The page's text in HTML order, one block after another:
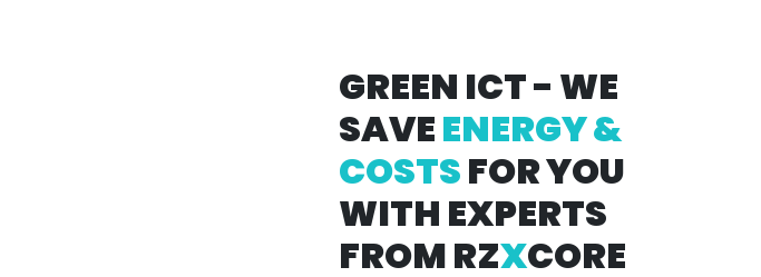
GREEN ICT - WE
SAVEENERGY &
COSTSFOR YOU
WITH EXPERTS
FROM RZXCORE